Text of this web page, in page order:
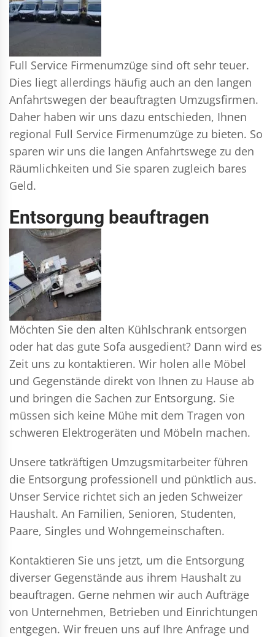
Full Service Firmenumzüge sind oft sehr teuer.
Dies liegt allerdings häufig auch an den langen
Anfahrtswegen der beauftragten Umzugsfirmen.
Daher haben wir uns dazu entschieden, Ihnen
regional Full Service Firmenumzüge zu bieten. So
sparen wir uns die langen Anfahrtswege zu den
Räumlichkeiten und Sie sparen zugleich bares
Geld.
Entsorgung beauftragen
Möchten Sie den alten Kühlschrank entsorgen
oder hat das gute Sofa ausgedient? Dann wird es
Zeit uns zu kontaktieren. Wir holen alle Möbel
und Gegenstände direkt von Ihnen zu Hause ab
und bringen die Sachen zur Entsorgung. Sie
müssen sich keine Mühe mit dem Tragen von
schweren Elektrogeräten und Möbeln machen.
Unsere tatkräftigen Umzugsmitarbeiter führen
die Entsorgung professionell und pünktlich aus.
Unser Service richtet sich an jeden Schweizer
Haushalt. An Familien, Senioren, Studenten,
Paare, Singles und Wohngemeinschaften.
Kontaktieren Sie uns jetzt, um die Entsorgung
diverser Gegenstände aus ihrem Haushalt zu
beauftragen. Gerne nehmen wir auch Aufträge
von Unternehmen, Betrieben und Einrichtungen
entgegen. Wir freuen uns auf Ihre Anfrage und